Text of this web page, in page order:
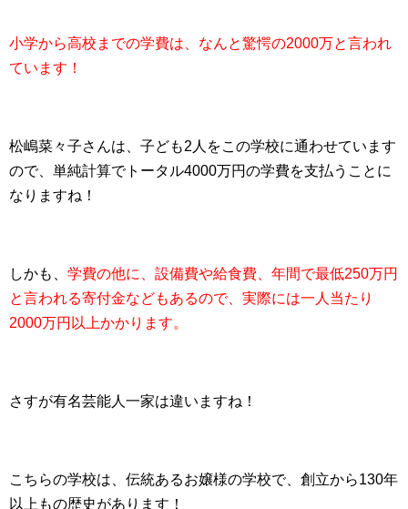
小学から高校までの学費は、なんと驚愕の2000万と言われ
ています！
松嶋菜々子さんは、子ども2人をこの学校に通わせています
ので、単純計算でトータル4000万円の学費を支払うことに
なりますね！
しかも、 学費の他に、設備費や給食費、年間で最低250万円
と言われる寄付金などもあるので、実際には一人当たり
2000万円以上かかります。
さすが有名芸能人一家は違いますね！
こちらの学校は、伝統あるお嬢様の学校で、創立から130年
以上もの歴史があります！